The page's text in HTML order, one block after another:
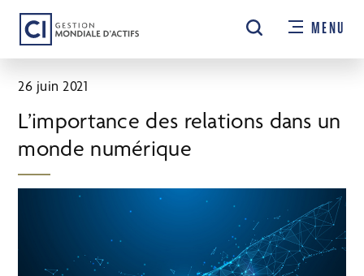
Passer
contenu
principal
MENU
26 juin 2021
L’importance des relations dans un
monde numérique